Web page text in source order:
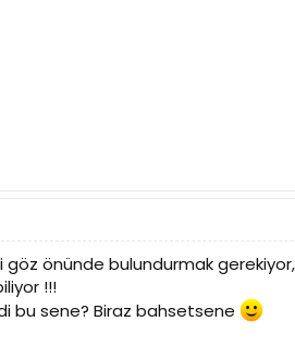
önünde bulundurmak
!!!
bu sene? Biraz bahsetsene